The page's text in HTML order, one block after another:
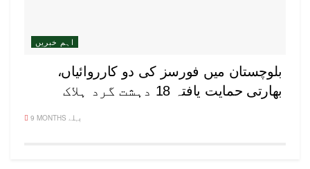
اہم خبریں
بلوچستان میں فورسز کی دو کارروائیاں،
بھارتی حمایت یافتہ 18 دہشت گرد ہلاک
9 MONTHS پہلے